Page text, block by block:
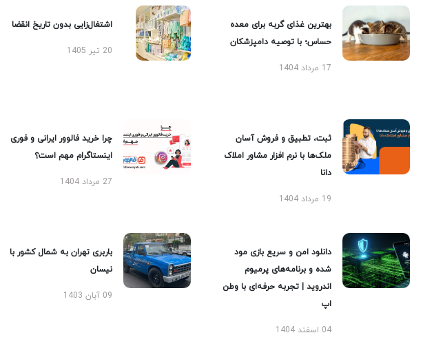
بهترین غذای گربه برای معده
حساس؛ با توصیه دامپزشکان
17 مرداد 1404
اشتغال‌زایی بدون تاریخ انقضا
20 تیر 1405
ثبت، تطبیق و فروش آسان
ملک‌ها با نرم افزار مشاور املاک
دانا
19 مرداد 1404
چرا خرید فالوور ایرانی و فوری
اینستاگرام مهم است؟
27 مرداد 1404
دانلود امن و سریع بازی مود
شده و برنامه‌های پرمیوم
اندروید | تجربه حرفه‌ای با وطن
اپ
04 اسفند 1404
باربری تهران به شمال کشور با
نیسان
09 آبان 1403